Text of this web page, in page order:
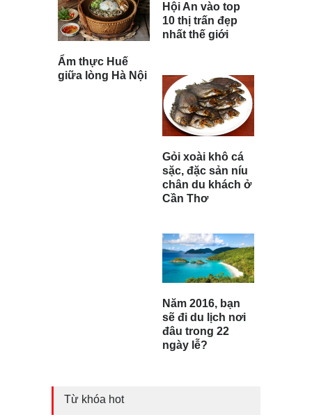
Ẩm thực Huế
giữa lòng Hà Nội
Hội An vào top
10 thị trấn đẹp
nhất thế giới
Gỏi xoài khô cá
sặc, đặc sản níu
chân du khách ở
Cần Thơ
Năm 2016, bạn
sẽ đi du lịch nơi
đâu trong 22
ngày lễ?
Từ khóa hot